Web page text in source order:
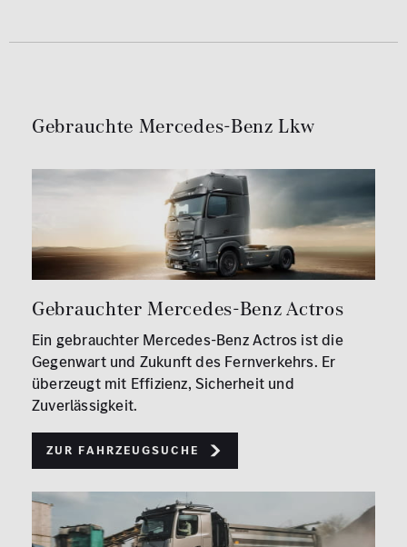
Gebrauchte Mercedes-Benz Lkw
Gebrauchter Mercedes-Benz Actros
Ein gebrauchter Mercedes-Benz Actros ist die
Gegenwart und Zukunft des Fernverkehrs. Er
überzeugt mit Effizienz, Sicherheit und
Zuverlässigkeit.
Zur Fahrzeugsuche